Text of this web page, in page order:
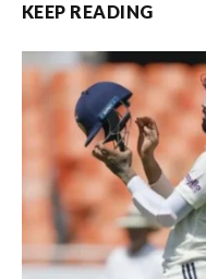
KEEP READING